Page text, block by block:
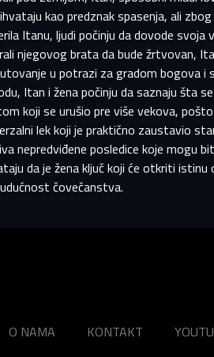
mora imati najmanje 8 znakova, jedno veliko slovo i
Klikom na „Napravi profil“ prihvatate Uslove
Prijavite se
Zaboravili ste
mail
Resetuj šifru
kao predznak spasenja, ali
Itanu, ljudi počinju da dovode svoja
njegovog brata da bude žrtvovan,
u potrazi za gradom bogova i
Itan i žena počinju da saznaju šta
koji se urušio pre više vekova,
lek koji je praktično zaustavio
nepredviđene posledice koje mogu
da je žena ključ koji će otkriti istinu
čovečanstva.
O NAMA KONTAKT